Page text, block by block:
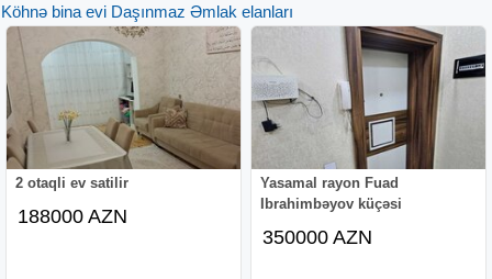
Köhnə bina evi Daşınmaz Əmlak elanları
2 otaqli ev satilir
188000 AZN
Yasamal rayon Fuad
Ibrahimbəyov küçəsi
350000 AZN